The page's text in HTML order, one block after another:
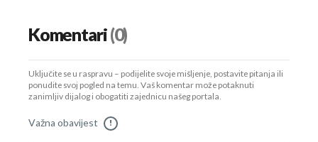
Komentari(0)
Uključite se u raspravu – podijelite svoje mišljenje, postavite pitanja ili
ponudite svoj pogled na temu. Vaš komentar može potaknuti
zanimljiv dijalog i obogatiti zajednicu našeg portala.
Važna obavijest !